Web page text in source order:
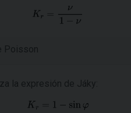
Poisson
la expresión de Jáky: